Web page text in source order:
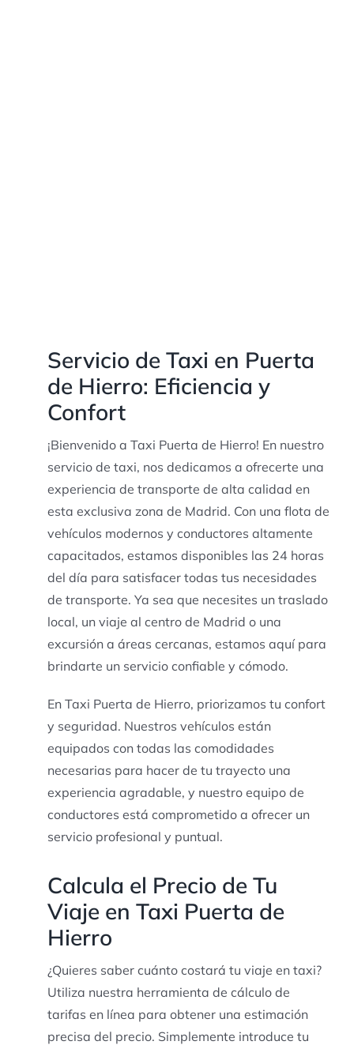
Servicio de Taxi en Puerta
de Hierro: Eficiencia y
Confort
¡Bienvenido a Taxi Puerta de Hierro! En nuestro
servicio de taxi, nos dedicamos a ofrecerte una
experiencia de transporte de alta calidad en
esta exclusiva zona de Madrid. Con una flota de
vehículos modernos y conductores altamente
capacitados, estamos disponibles las 24 horas
del día para satisfacer todas tus necesidades
de transporte. Ya sea que necesites un traslado
local, un viaje al centro de Madrid o una
excursión a áreas cercanas, estamos aquí para
brindarte un servicio confiable y cómodo.
En Taxi Puerta de Hierro, priorizamos tu confort
y seguridad. Nuestros vehículos están
equipados con todas las comodidades
necesarias para hacer de tu trayecto una
experiencia agradable, y nuestro equipo de
conductores está comprometido a ofrecer un
servicio profesional y puntual.
Calcula el Precio de Tu
Viaje en Taxi Puerta de
Hierro
¿Quieres saber cuánto costará tu viaje en taxi?
Utiliza nuestra herramienta de cálculo de
tarifas en línea para obtener una estimación
precisa del precio. Simplemente introduce tu